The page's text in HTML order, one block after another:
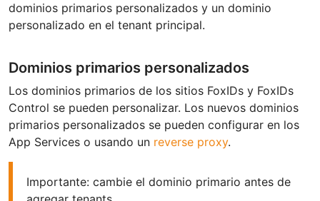
dominios primarios personalizados y un dominio
personalizado en el tenant principal.
Dominios primarios personalizados
Los dominios primarios de los sitios FoxIDs y FoxIDs
Control se pueden personalizar. Los nuevos dominios
primarios personalizados se pueden configurar en los
App Services o usando un reverse proxy.
Importante: cambie el dominio primario antes de